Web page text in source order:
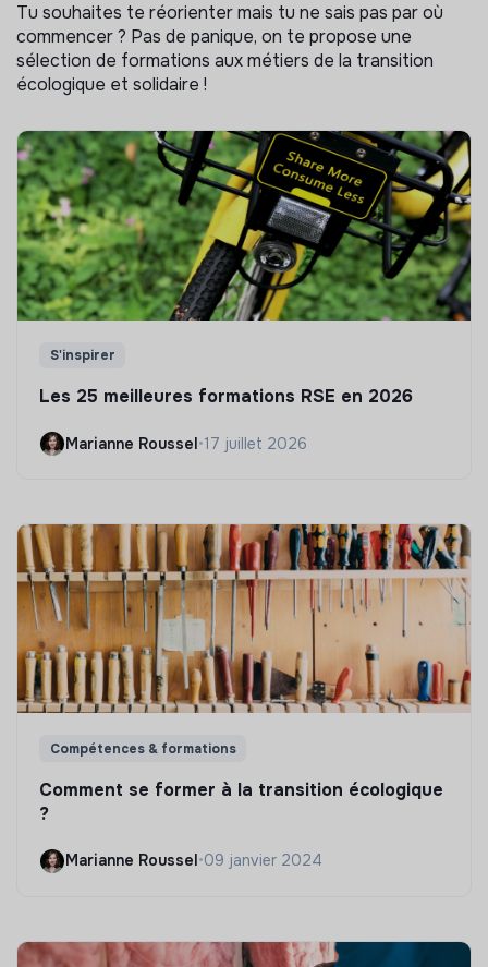
Tu souhaites te réorienter mais tu ne sais pas par où
commencer ? Pas de panique, on te propose une
sélection de formations aux métiers de la transition
écologique et solidaire !
S'inspirer
Les 25 meilleures formations RSE en 2026
Marianne Roussel•17 juillet 2026
Compétences & formations
Comment se former à la transition écologique
?
Marianne Roussel•09 janvier 2024